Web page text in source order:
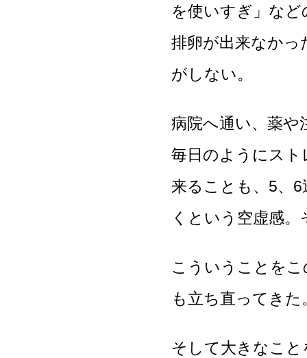
を使いすぎ」な
排卵が出来なかっ
がしない。
病院へ通い、薬や
毎日のようにス
来ることも、5、
くという空虚感
こういうことを
も立ち直ってきた
そして大きなこ